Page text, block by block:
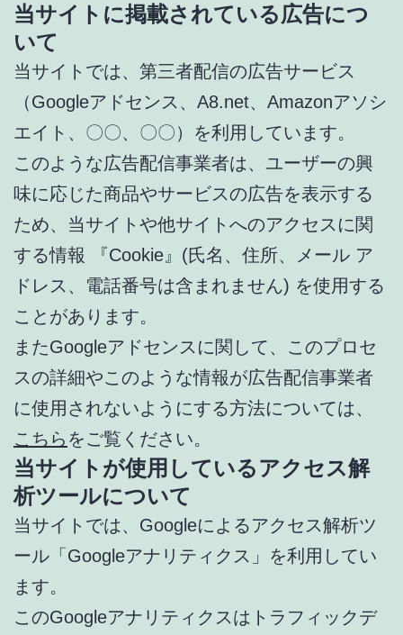
当サイトに掲載されている広告につ
いて
当サイトでは、第三者配信の広告サービス
（Googleアドセンス、A8.net、Amazonアソシ
エイト、〇〇、〇〇）を利用しています。
このような広告配信事業者は、ユーザーの興
味に応じた商品やサービスの広告を表示する
ため、当サイトや他サイトへのアクセスに関
する情報 『Cookie』(氏名、住所、メール ア
ドレス、電話番号は含まれません) を使用する
ことがあります。
またGoogleアドセンスに関して、このプロセ
スの詳細やこのような情報が広告配信事業者
に使用されないようにする方法については、
こちら をご覧ください。
当サイトが使用しているアクセス解
析ツールについて
当サイトでは、Googleによるアクセス解析ツ
ール「Googleアナリティクス」を利用してい
ます。
このGoogleアナリティクスはトラフィックデ